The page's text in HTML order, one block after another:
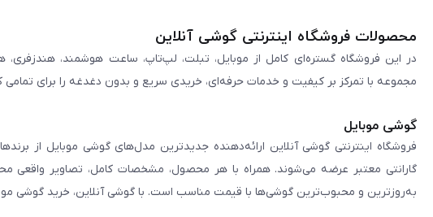
محصولات فروشگاه اینترنتی گوشی آنلاین
در این فروشگاه گستره‌ای کامل از موبایل، تبلت، لپ‌تاپ، ساعت هوشمند، هندزفری،
مجموعه با تمرکز بر کیفیت و خدمات حرفه‌ای، خریدی سریع و بدون دغدغه را برای تمامی
گوشی موبایل
فروشگاه اینترنتی گوشی آنلاین ارائه‌دهنده جدیدترین مدل‌های گوشی موبایل از
گارانتی معتبر عرضه می‌شوند. همراه با هر محصول، مشخصات کامل، تصاویر واقعی
به‌روزترین و محبوب‌ترین گوشی‌ها با قیمت مناسب است. با گوشی آنلاین، خرید گوشی